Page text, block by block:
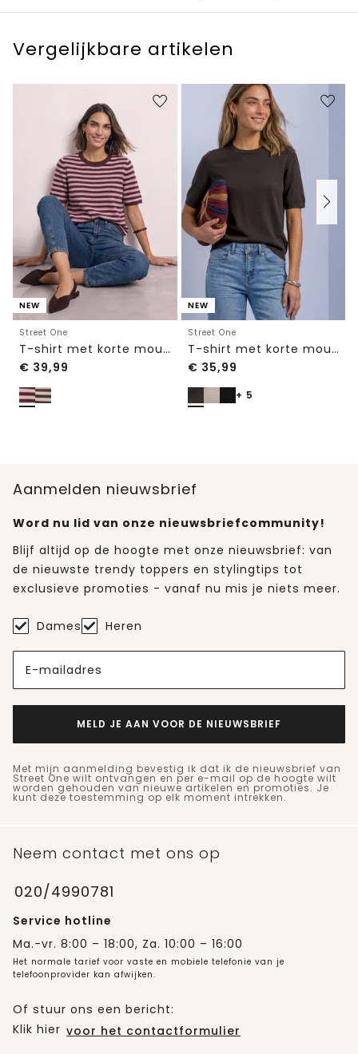
Vergelijkbare artikelen
NEW
Street One
T-shirt met korte mouwen, ronde hals en strepen
€ 39,99
NEW
Street One
T-shirt met korte mouwen en ronde hals in effen kleur
€ 35,99
+ 5
Aanmelden nieuwsbrief
Word nu lid van onze nieuwsbriefcommunity!
Blijf altijd op de hoogte met onze nieuwsbrief: van
de nieuwste trendy toppers en stylingtips tot
exclusieve promoties - vanaf nu mis je niets meer.
Dames Heren
E-mailadres
MELD JE AAN VOOR DE NIEUWSBRIEF
Met mijn aanmelding bevestig ik dat ik de nieuwsbrief van
Street One wilt ontvangen en per e-mail op de hoogte wilt
worden gehouden van nieuwe artikelen en promoties. Je
kunt deze toestemming op elk moment intrekken.
Neem contact met ons op
020/4990781
Service hotline
Ma.-vr. 8:00 – 18:00, Za. 10:00 – 16:00
Het normale tarief voor vaste en mobiele telefonie van je
telefoonprovider kan afwijken.
Of stuur ons een bericht:
Klik hier voor het contactformulier